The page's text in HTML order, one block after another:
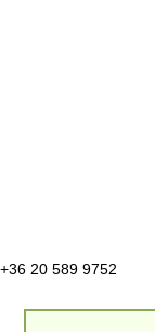
+36 20 589 9752